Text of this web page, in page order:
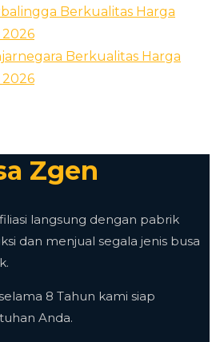
Berkualitas Harga
Berkualitas Harga
Zgen
langsung dengan pabrik
dan menjual segala jenis busa
8 Tahun kami siap
Anda.